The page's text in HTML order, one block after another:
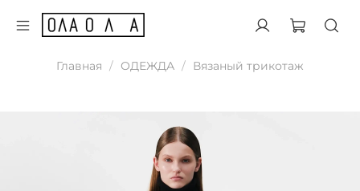
Главная ОДЕЖДА Вязаный трикотаж